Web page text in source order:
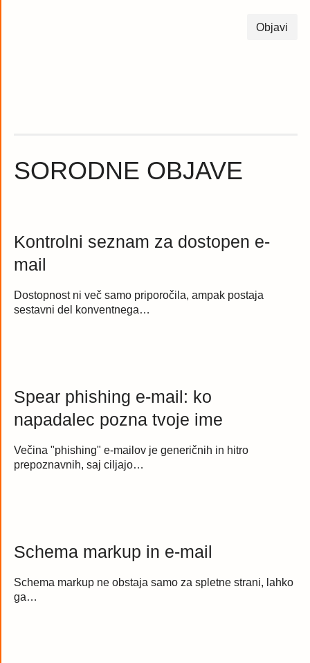
SORODNE OBJAVE
Kontrolni seznam za dostopen e-
mail
Dostopnost ni več samo priporočila, ampak postaja
sestavni del konventnega…
Spear phishing e-mail: ko
napadalec pozna tvoje ime
Večina "phishing" e-mailov je generičnih in hitro
prepoznavnih, saj ciljajo…
Schema markup in e-mail
Schema markup ne obstaja samo za spletne strani, lahko
ga…